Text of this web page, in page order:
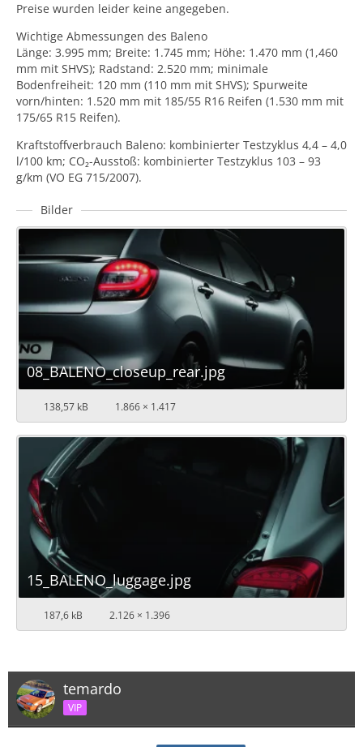
Preise wurden leider keine angegeben.
Wichtige Abmessungen des Baleno
Länge: 3.995 mm; Breite: 1.745 mm; Höhe: 1.470 mm (1,460
mm mit SHVS); Radstand: 2.520 mm; minimale
Bodenfreiheit: 120 mm (110 mm mit SHVS); Spurweite
vorn/hinten: 1.520 mm mit 185/55 R16 Reifen (1.530 mm mit
175/65 R15 Reifen).
Kraftstoffverbrauch Baleno: kombinierter Testzyklus 4,4 – 4,0
l/100 km; CO₂-Ausstoß: kombinierter Testzyklus 103 – 93
g/km (VO EG 715/2007).
Bilder
08_BALENO_closeup_rear.jpg
138,57 kB 1.866 × 1.417
15_BALENO_luggage.jpg
187,6 kB 2.126 × 1.396
temardo
VIP